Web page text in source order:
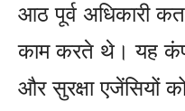
आठ पूर्व अधिकारी
काम करते थे। यह
और सुरक्षा एजेंसियों